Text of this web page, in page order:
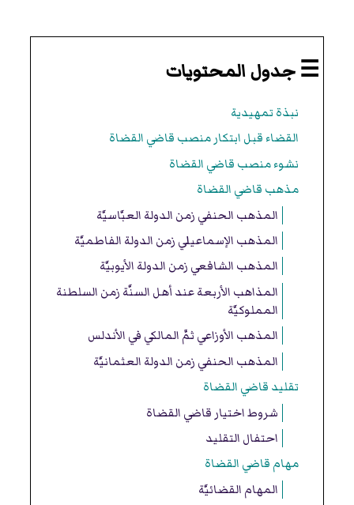
☰ جدول المحتويات
نبذة تمهيدية
القضاء قبل ابتكار منصب قاضي القضاة
نشوء منصب قاضي القضاة
مذهب قاضي القضاة
المذهب الحنفي زمن الدولة العبَّاسيَّة
المذهب الإسماعيلي زمن الدولة الفاطميَّة
المذهب الشافعي زمن الدولة الأيوبيَّة
المذاهب الأربعة عند أهل السنَّة زمن السلطنة
المملوكيَّة
المذهب الأوزاعي ثمَّ المالكي في الأندلس
المذهب الحنفي زمن الدولة العثمانيَّة
تقليد قاضي القضاة
شروط اختيار قاضي القضاة
احتفال التقليد
مهام قاضي القضاة
المهام القضائيَّة